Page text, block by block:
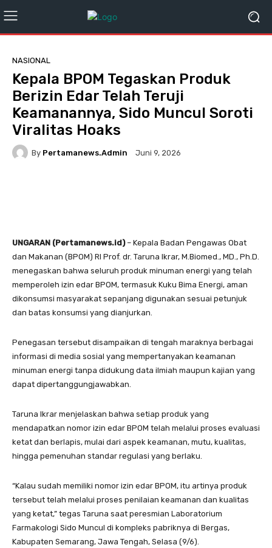
NASIONAL
Kepala BPOM Tegaskan Produk
Berizin Edar Telah Teruji
Keamanannya, Sido Muncul Soroti
Viralitas Hoaks
By Pertamanews.admin Juni 9, 2026
UNGARAN (Pertamanews.id)– Kepala Badan Pengawas Obat
dan Makanan (BPOM) RI Prof. dr. Taruna Ikrar, M.Biomed., MD., Ph.D.
menegaskan bahwa seluruh produk minuman energi yang telah
memperoleh izin edar BPOM, termasuk Kuku Bima Energi, aman
dikonsumsi masyarakat sepanjang digunakan sesuai petunjuk
dan batas konsumsi yang dianjurkan.
Penegasan tersebut disampaikan di tengah maraknya berbagai
informasi di media sosial yang mempertanyakan keamanan
minuman energi tanpa didukung data ilmiah maupun kajian yang
dapat dipertanggungjawabkan.
Taruna Ikrar menjelaskan bahwa setiap produk yang
mendapatkan nomor izin edar BPOM telah melalui proses evaluasi
ketat dan berlapis, mulai dari aspek keamanan, mutu, kualitas,
hingga pemenuhan standar regulasi yang berlaku.
“Kalau sudah memiliki nomor izin edar BPOM, itu artinya produk
tersebut telah melalui proses penilaian keamanan dan kualitas
yang ketat,” tegas Taruna saat peresmian Laboratorium
Farmakologi Sido Muncul di kompleks pabriknya di Bergas,
Kabupaten Semarang, Jawa Tengah, Selasa (9/6).